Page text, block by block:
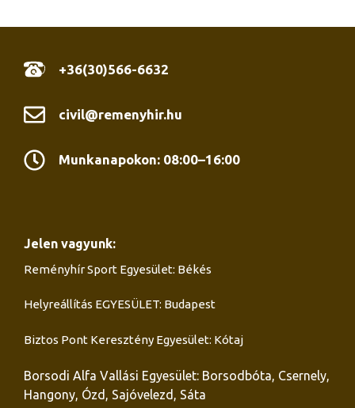
+36(30)566-6632
civil@remenyhir.hu
Munkanapokon: 08:00–16:00
Jelen vagyunk:
Reményhír Sport Egyesület: Békés
Helyreállítás EGYESÜLET: Budapest
Biztos Pont Keresztény Egyesület: Kótaj
Borsodi Alfa Vallási Egyesület: Borsodbóta, Csernely,
Hangony, Ózd, Sajóvelezd, Sáta